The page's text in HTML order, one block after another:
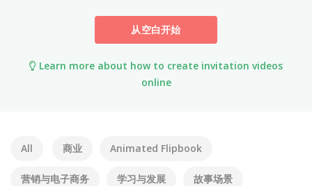
从空白开始
Learn more about how to create invitation videos
online
All 商业 Animated Flipbook
营销与电子商务 学习与发展 故事场景